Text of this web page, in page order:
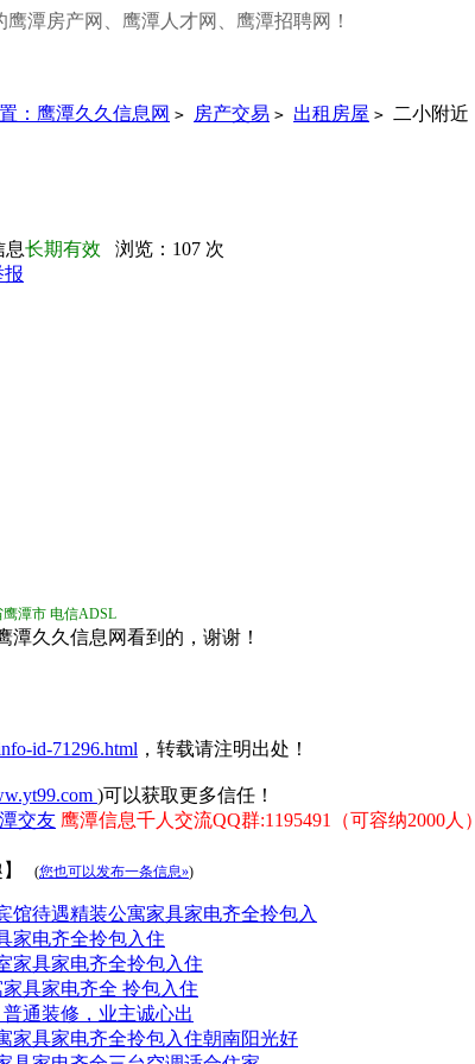
潭房产网、鹰潭人才网、鹰潭招聘网！
： 鹰潭久久信息网 > 房产交易 > 出租房屋 > 二小附近
息长期有效 浏览： 107 次
报
鹰潭市 电信ADSL
潭久久信息网看到的，谢谢！
id-71296.html ，转载请注明出处！
)可以获取更多信任！
交友 鹰潭信息千人交流QQ群:1195491（可容纳2000人）
(您也可以发布一条信息»)
馆待遇精装公寓家具家电齐全拎包入
家电齐全拎包入住
家具家电齐全拎包入住
具家电齐全 拎包入住
通装修，业主诚心出
家具家电齐全拎包入住朝南阳光好